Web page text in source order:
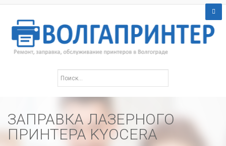
ЗАПРАВКА ЛАЗЕРНОГО
ПРИНТЕРА KYOCERA